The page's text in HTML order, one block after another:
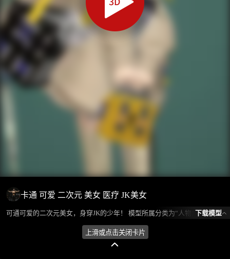
卡通 可爱 二次元 美女 医疗 JK美女
可通可爱的二次元美女，身穿JK的少年！ 模型所属分类为“人物角色-女人”，模型风格为卡通，模型ID为101185，本模型由设计师 Huan环 在2024-08-15 19:45:03上传，含.glb，.gltf相关源文件下载格式，点数为317746，面数为566073，材质数为5，贴图数为12，CG美术之家持续为您更新与数字孪生、影视动画和游戏VR等相关优质资源。
下载模型
上滑或点击关闭卡片